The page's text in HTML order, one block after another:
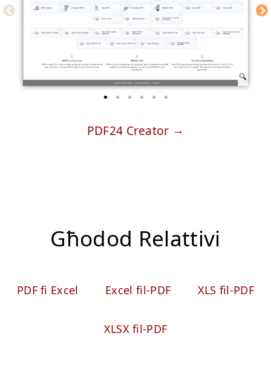
PDF24 Creator
Għodod Relattivi
PDF fi Excel Excel fil-PDF XLS fil-PDF
XLSX fil-PDF